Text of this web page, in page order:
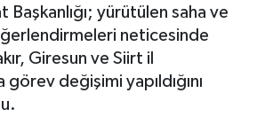
Başkanlığı; yürütülen saha ve
neticesinde
Giresun ve Siirt il
görev değişimi yapıldığını
Haberleri